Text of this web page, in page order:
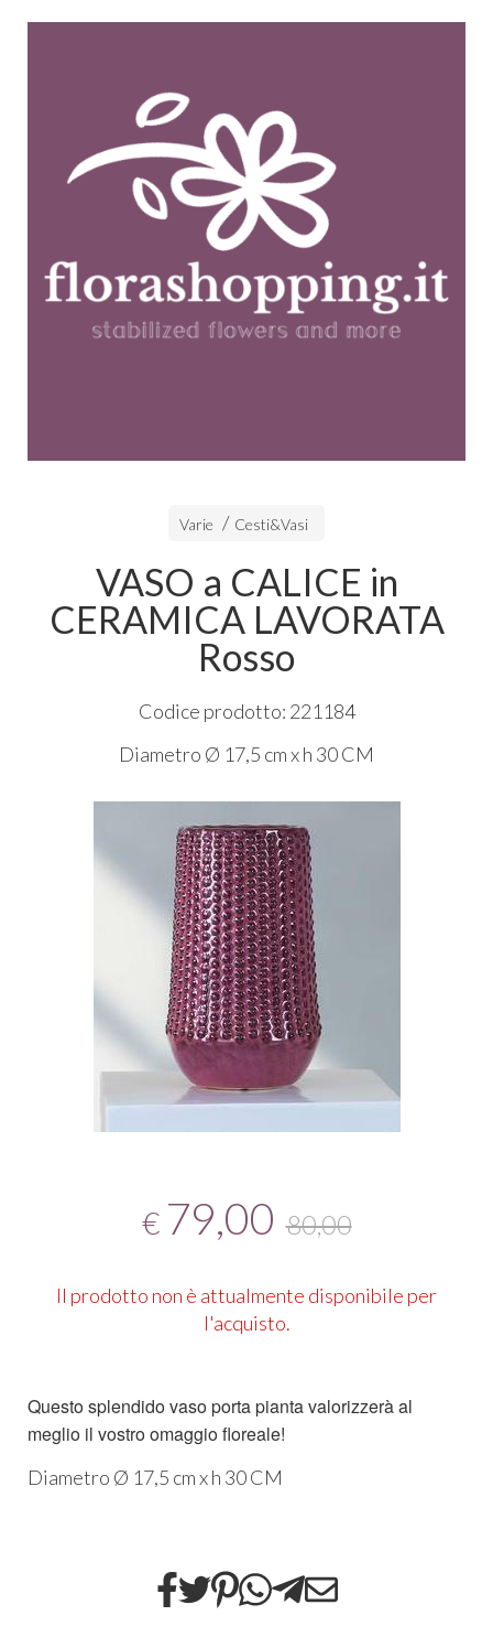
Varie Cesti&Vasi
VASO a CALICE in
CERAMICA LAVORATA
Rosso
Codice prodotto: 221184
Diametro Ø 17,5 cm x h 30 CM
€ 79,00 80,00
Il prodotto non è attualmente disponibile per
l'acquisto.
Questo splendido vaso porta pianta valorizzerà al
meglio il vostro omaggio floreale!
Diametro Ø 17,5 cm x h 30 CM